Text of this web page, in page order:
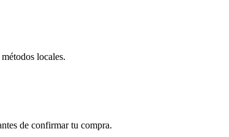
locales.
de confirmar tu compra.